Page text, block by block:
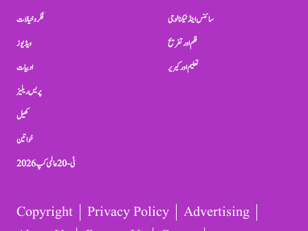
فکر و خیالات
ویڈیوز
ادبیات
پریس ریلیز
کھیل
خواتین
ٹی-20 عالمی کپ 2026
سائنس اینڈ ٹیکنالوجی
فلم اور تفریح
تعلیم اور کیریر
Copyright Privacy Policy
Advertising